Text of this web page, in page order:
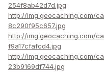
254f8ab42d7d.jpg
http://img.geocaching.com/
8c290f95c657.jpg
http://img.geocaching.com/
f9a17cfafcd4.jpg
http://img.geocaching.com/
23b9169df744.jpg